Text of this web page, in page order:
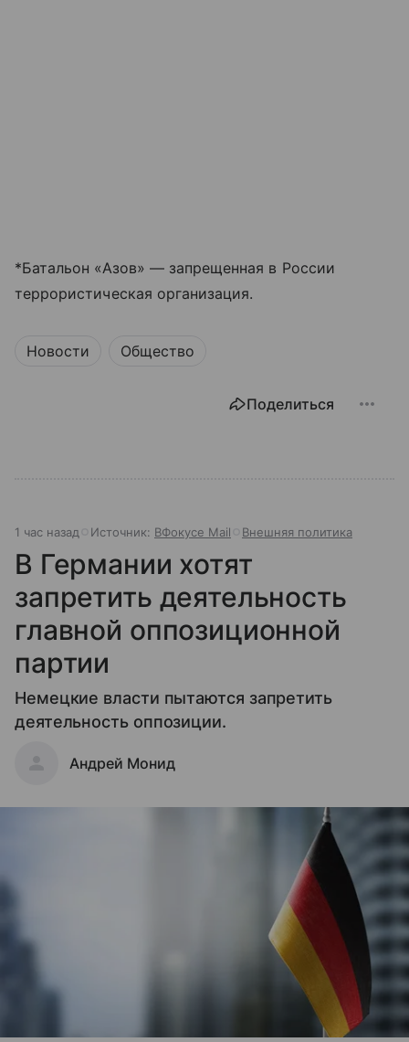
*Батальон «Азов» — запрещенная в России
террористическая организация.
Новости Общество
Поделиться
1 час назад Источник: ВФокусе Mail Внешняя политика
В Германии хотят
запретить деятельность
главной оппозиционной
партии
Немецкие власти пытаются запретить
деятельность оппозиции.
Андрей Монид